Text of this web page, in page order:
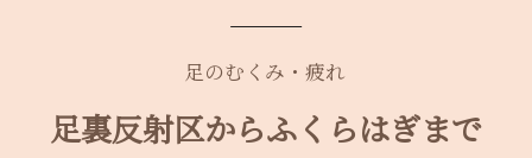
足のむくみ・疲れ
足裏反射区からふくらはぎまで